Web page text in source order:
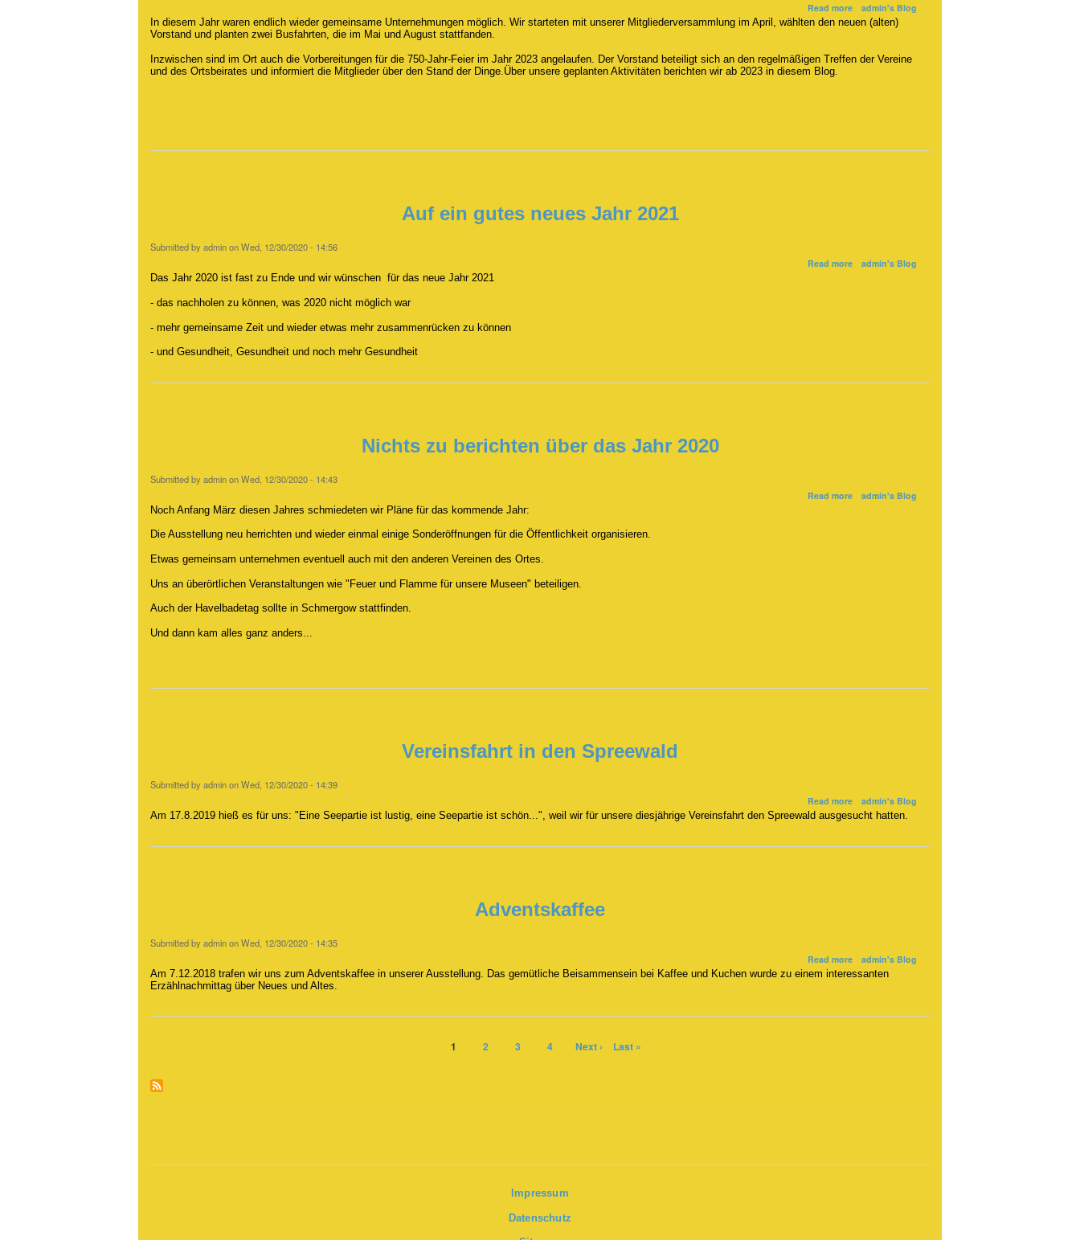
Read more about
2022
kleiner
admin's Blog
In diesem Jahr waren endlich wieder gemeinsame Unternehmungen möglich. Wir starteten mit unserer Mitgliederversammlung im April, wählten den neuen (alten)
Vorstand und planten zwei Busfahrten, die im Mai und August stattfanden.
Inzwischen sind im Ort auch die Vorbereitungen für die 750-Jahr-Feier im Jahr 2023 angelaufen. Der Vorstand beteiligt sich an den regelmäßigen Treffen der Vereine
und des Ortsbeirates und informiert die Mitglieder über den Stand der Dinge.Über unsere geplanten Aktivitäten berichten wir ab 2023 in diesem Blog.
Auf ein gutes neues Jahr 2021
Submitted by adminonWed, 12/30/2020 - 14:56
Read more about
admin's Blog
Das Jahr 2020 ist fast zu Ende und wir wünschen für das neue Jahr 2021
- das nachholen zu können, was 2020 nicht möglich war
- mehr gemeinsame Zeit und wieder etwas mehr zusammenrücken zu können
- und Gesundheit, Gesundheit und noch mehr Gesundheit
Nichts zu berichten über das Jahr 2020
Submitted by adminonWed, 12/30/2020 - 14:43
Read more about
admin's Blog
Noch Anfang März diesen Jahres schmiedeten wir Pläne für das kommende Jahr:
Die Ausstellung neu herrichten und wieder einmal einige Sonderöffnungen für die Öffentlichkeit organisieren.
Etwas gemeinsam unternehmen eventuell auch mit den anderen Vereinen des Ortes.
Uns an überörtlichen Veranstaltungen wie "Feuer und Flamme für unsere Museen" beteiligen.
Auch der Havelbadetag sollte in Schmergow stattfinden.
Und dann kam alles ganz anders...
Vereinsfahrt in den Spreewald
Submitted by adminonWed, 12/30/2020 - 14:39
Read more about
Vereinsfahrt
admin's Blog
Am 17.8.2019 hieß es für uns: "Eine Seepartie ist lustig, eine Seepartie ist schön...", weil wir für unsere diesjährige Vereinsfahrt den Spreewald ausgesucht hatten.
Adventskaffee
Submitted by adminonWed, 12/30/2020 - 14:35
Read more about
Adventskaffee
admin's Blog
Am 7.12.2018 trafen wir uns zum Adventskaffee in unserer Ausstellung. Das gemütliche Beisammensein bei Kaffee und Kuchen wurde zu einem interessanten
Erzählnachmittag über Neues und Altes.
Page
1 Page
2 Page
3 Page
4 Next
Next › Last
Last »
Impressum
Datenschutz